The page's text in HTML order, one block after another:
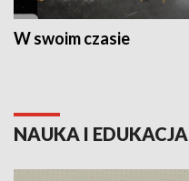
W swoim czasie
NAUKA I EDUKACJA